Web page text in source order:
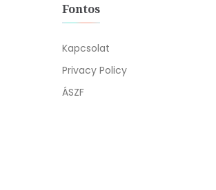
Fontos
Kapcsolat
Privacy Policy
ÁSZF